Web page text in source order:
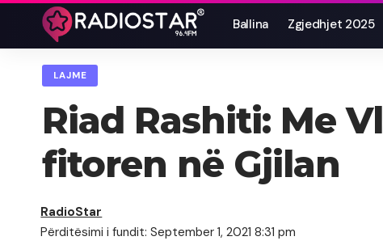
Ballina Zgjedhjet 2025
LAJME
Riad Rashiti: Me
fitoren në Gjilan
Përditësimi i fundit: September 1, 2021 8:31 pm
RadioStar